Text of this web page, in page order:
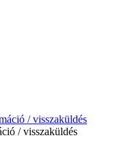
/ visszaküldés
/ visszaküldés